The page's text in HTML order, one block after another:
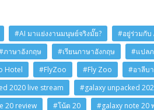
#AI มาแย่งงานมนุษย์จริงมั๊ย? #อยู่ร่วมกับ
ภาษาอังกฤษ #เรียนภาษาอังกฤษ #แปล
Hotel #FlyZoo #Fly Zoo #อาลีบ
2020 live stream #galaxy unpacked
20 review #โน้ต 20 #galaxy note 20